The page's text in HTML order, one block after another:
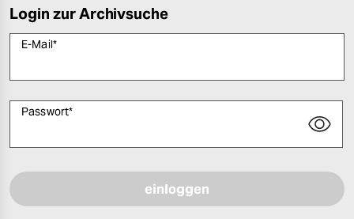
Login zur Archivsuche
E-Mail*
Passwort*